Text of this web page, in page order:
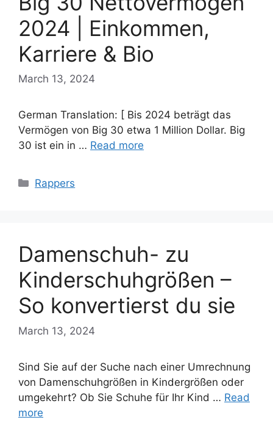
2024 | Einkommen,
Karriere & Bio
March 13, 2024
German Translation: [ Bis 2024 beträgt das
Vermögen von Big 30 etwa 1 Million Dollar. Big
30 ist ein in … Read more
Categories
Rappers
Damenschuh- zu
Kinderschuhgrößen –
So konvertierst du sie
March 13, 2024
Sind Sie auf der Suche nach einer Umrechnung
von Damenschuhgrößen in Kindergrößen oder
umgekehrt? Ob Sie Schuhe für Ihr Kind … Read
more